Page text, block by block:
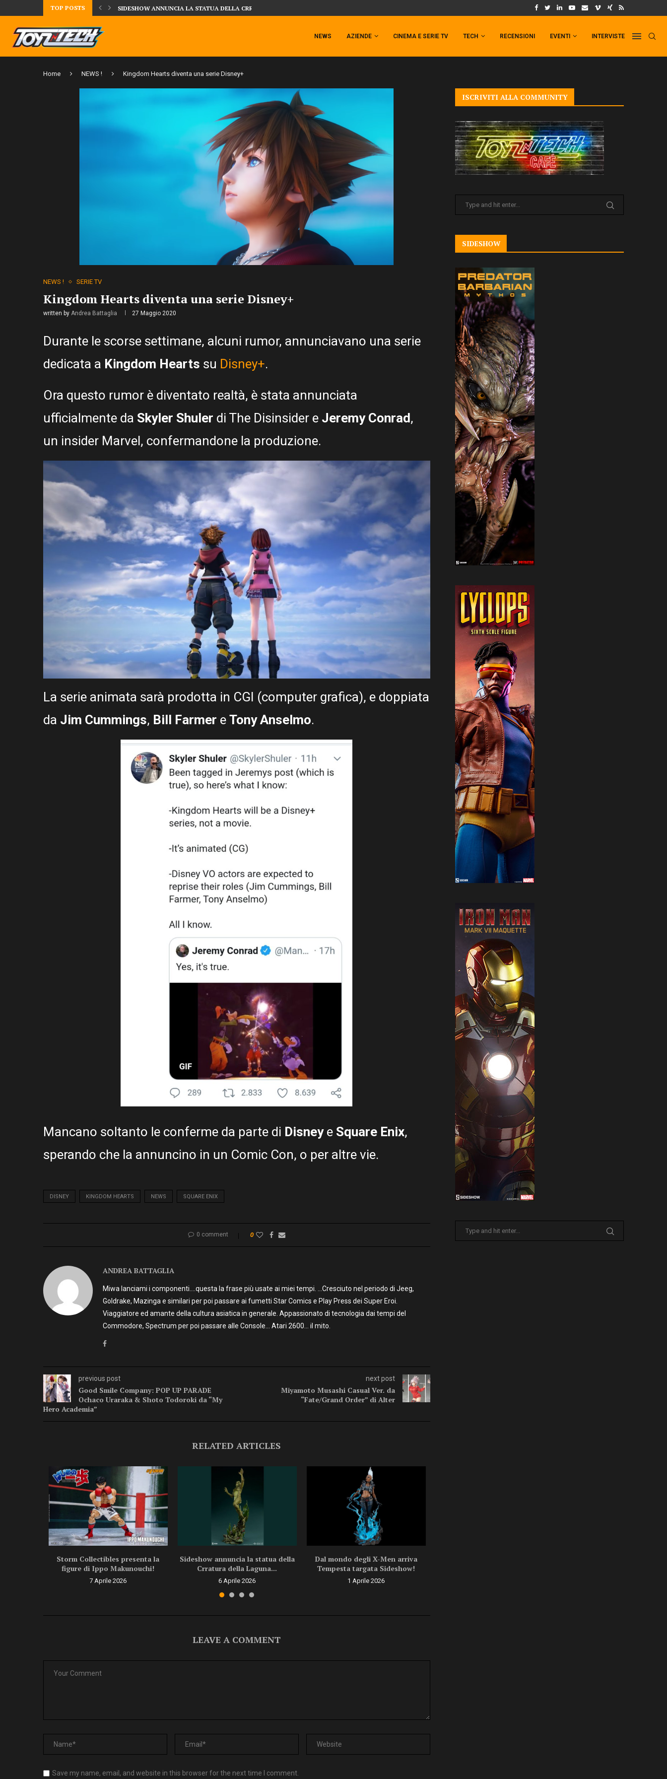
TOP POSTS SIDESHOW ANNUNCIA LA STATUA DELLA CRRATURA DELLA LAGUNA... IL TRAILER DI FIST OF THE NORTH STAR!
NEWS AZIENDE CINEMA E SERIE TV TECH RECENSIONI EVENTI INTERVISTE
Home NEWS ! Kingdom Hearts diventa una serie Disney+
NEWS ! SERIE TV
Kingdom Hearts diventa una serie Disney+
written by Andrea Battaglia 27 Maggio 2020
Durante le scorse settimane, alcuni rumor, annunciavano una serie
dedicata a Kingdom Hearts su Disney+.
Ora questo rumor è diventato realtà, è stata annunciata
ufficialmente da Skyler Shuler di The Disinsider e Jeremy Conrad,
un insider Marvel, confermandone la produzione.
La serie animata sarà prodotta in CGI (computer grafica), e doppiata
da Jim Cummings, Bill Farmer e Tony Anselmo.
Mancano soltanto le conferme da parte di Disneye Square Enix,
sperando che la annuncino in un Comic Con, o per altre vie.
DISNEY KINGDOM HEARTS NEWS SQUARE ENIX
0 comment 0
ANDREA BATTAGLIA
Miwa lanciami i componenti….questa la frase più usate ai miei tempi. …Cresciuto nel periodo di Jeeg,
Goldrake, Mazinga e similari per poi passare ai fumetti Star Comics e Play Press dei Super Eroi.
Viaggiatore ed amante della cultura asiatica in generale. Appassionato di tecnologia dai tempi del
Commodore, Spectrum per poi passare alle Console… Atari 2600… il mito.
previous post
Good Smile Company: POP UP PARADE
Ochaco Uraraka & Shoto Todoroki da “My
Hero Academia”
next post
Miyamoto Musashi Casual Ver. da
“Fate/Grand Order” di Alter
RELATED ARTICLES
Storm Collectibles presenta la
figure di Ippo Makunouchi!
7 Aprile 2026
Sideshow annuncia la statua della
Crratura della Laguna...
6 Aprile 2026
Dal mondo degli X-Men arriva
Tempesta targata Sideshow!
1 Aprile 2026
LEAVE A COMMENT
Save my name, email, and website in this browser for the next time I comment.
ISCRIVITI ALLA COMMUNITY
SIDESHOW